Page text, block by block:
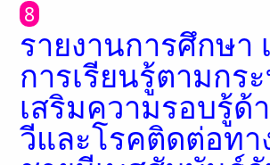
8
รายงานการศึกษา
การเรียนรู้ตามกร
เสริมความรอบรู้ด้
วีและโรคติดต่อท